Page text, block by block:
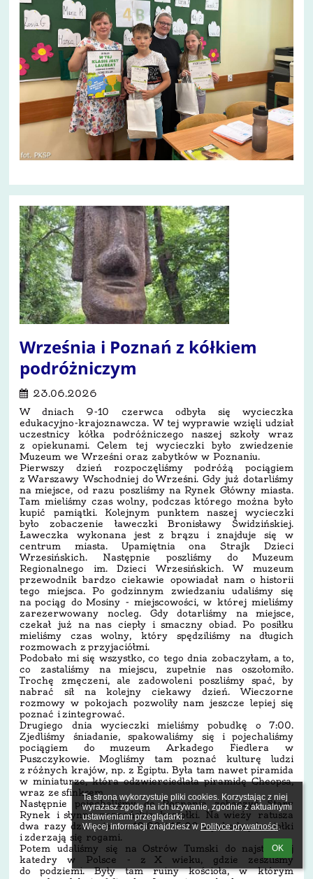
Ta strona wykorzystuje pliki cookies. Korzystając z niej
wyrażasz zgodę na ich używanie, zgodnie z aktualnymi
ustawieniami przeglądarki.
Więcej informacji znajdziesz w Polityce prywatności.
OK
Września i Poznań z kółkiem
podróżniczym
23.06.2026
W dniach 9-10 czerwca odbyła się wycieczka
edukacyjno-krajoznawcza. W tej wyprawie wzięli udział
uczestnicy kółka podróżniczego naszej szkoły wraz
z opiekunami. Celem tej wycieczki było zwiedzenie
Muzeum we Wrześni oraz zabytków w Poznaniu.
Pierwszy dzień rozpoczęliśmy podróżą pociągiem
z Warszawy Wschodniej do Wrześni. Gdy już dotarliśmy
na miejsce, od razu poszliśmy na Rynek Główny miasta.
Tam mieliśmy czas wolny, podczas którego można było
kupić pamiątki. Kolejnym punktem naszej wycieczki
było zobaczenie ławeczki Bronisławy Świdzińskiej.
Ławeczka wykonana jest z brązu i znajduje się w
centrum miasta. Upamiętnia ona Strajk Dzieci
Wrzesińskich. Następnie poszliśmy do Muzeum
Regionalnego im. Dzieci Wrzesińskich. W muzeum
przewodnik bardzo ciekawie opowiadał nam o historii
tego miejsca. Po godzinnym zwiedzaniu udaliśmy się
na pociąg do Mosiny - miejscowości, w której mieliśmy
zarezerwowany nocleg. Gdy dotarliśmy na miejsce,
czekał już na nas ciepły i smaczny obiad. Po posiłku
mieliśmy czas wolny, który spędziliśmy na długich
rozmowach z przyjaciółmi.
Podobało mi się wszystko, co tego dnia zobaczyłam, a to,
co zastaliśmy na miejscu, zupełnie nas oszołomiło.
Trochę zmęczeni, ale zadowoleni poszliśmy spać, by
nabrać sił na kolejny ciekawy dzień. Wieczorne
rozmowy w pokojach pozwoliły nam jeszcze lepiej się
poznać i zintegrować.
Drugiego dnia wycieczki mieliśmy pobudkę o 7:00.
Zjedliśmy śniadanie, spakowaliśmy się i pojechaliśmy
pociągiem do muzeum Arkadego Fiedlera w
Puszczykowie. Mogliśmy tam poznać kulturę ludzi
z różnych krajów, np. z Egiptu. Była tam nawet piramida
w miniaturze, która odzwierciedlała piramidę Cheopsa,
wraz ze sfinksem.
Następnie pojechaliśmy do Poznania zobaczyć Stary
Rynek i słynne poznańskie koziołki. Na wieży ratusza
dwa razy dziennie - o 12:00 i 15:00 wychodzą koziołki
i zderzają się rogami.
Potem udaliśmy się na Ostrów Tumski do najstarszej
katedry w Polsce - z X wieku, gdzie zeszliśmy
do podziemi. Były tam ruiny kościoła, w którym